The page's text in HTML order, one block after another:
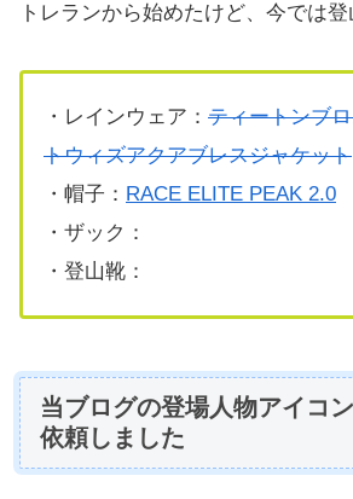
トレランから始めたけど、今では登
・レインウェア： ティートンブ
トウィズアクアブレスジャケット
・帽子： RACE ELITE PEAK 2.0
・ザック：
・登山靴：
当ブログの登場人物アイコ
依頼しました